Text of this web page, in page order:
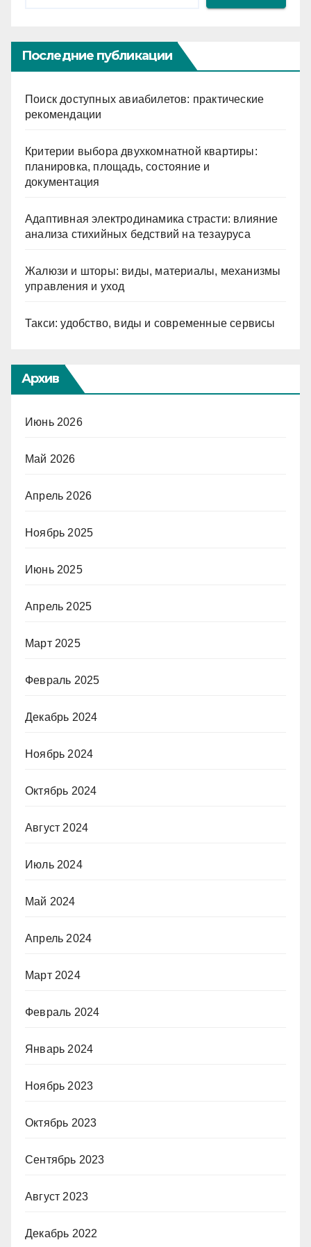
Последние публикации
Поиск доступных авиабилетов: практические
рекомендации
Критерии выбора двухкомнатной квартиры:
планировка, площадь, состояние и
документация
Адаптивная электродинамика страсти: влияние
анализа стихийных бедствий на тезауруса
Жалюзи и шторы: виды, материалы, механизмы
управления и уход
Такси: удобство, виды и современные сервисы
Архив
Июнь 2026
Май 2026
Апрель 2026
Ноябрь 2025
Июнь 2025
Апрель 2025
Март 2025
Февраль 2025
Декабрь 2024
Ноябрь 2024
Октябрь 2024
Август 2024
Июль 2024
Май 2024
Апрель 2024
Март 2024
Февраль 2024
Январь 2024
Ноябрь 2023
Октябрь 2023
Сентябрь 2023
Август 2023
Декабрь 2022